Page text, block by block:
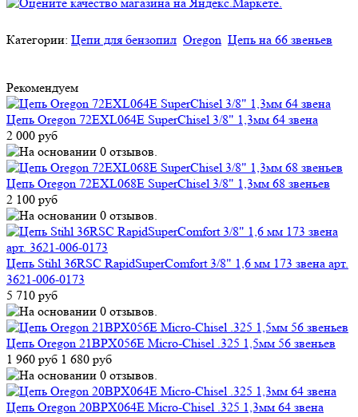
Категории: Цепи для бензопил Oregon Цепь на 66 звеньев
Рекомендуем
Цепь Oregon 72EXL064E SuperChisel 3/8" 1,3мм 64 звена
2 000 руб
Цепь Oregon 72EXL068E SuperChisel 3/8" 1,3мм 68 звеньев
2 100 руб
Цепь Stihl 36RSC RapidSuperComfort 3/8" 1,6 мм 173 звена арт.
3621-006-0173
5 710 руб
Цепь Oregon 21BPX056E Micro-Chisel .325 1,5мм 56 звеньев
1 960 руб 1 680 руб
Цепь Oregon 20BPX064E Micro-Chisel .325 1,3мм 64 звена